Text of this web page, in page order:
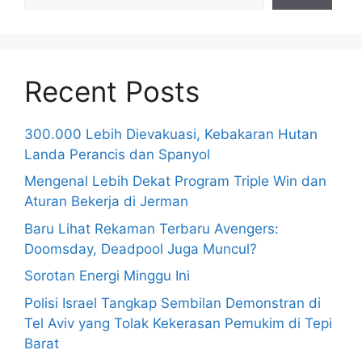
Recent Posts
300.000 Lebih Dievakuasi, Kebakaran Hutan
Landa Perancis dan Spanyol
Mengenal Lebih Dekat Program Triple Win dan
Aturan Bekerja di Jerman
Baru Lihat Rekaman Terbaru Avengers:
Doomsday, Deadpool Juga Muncul?
Sorotan Energi Minggu Ini
Polisi Israel Tangkap Sembilan Demonstran di
Tel Aviv yang Tolak Kekerasan Pemukim di Tepi
Barat